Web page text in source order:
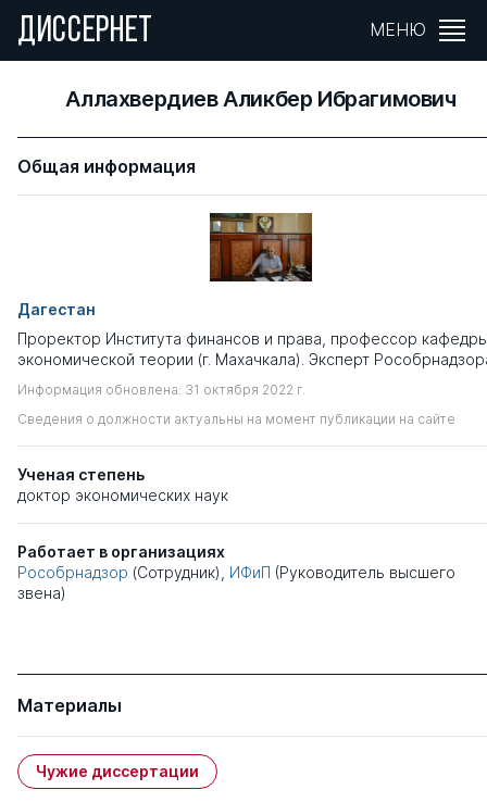
ДИССЕРНЕТ МЕНЮ
Аллахвердиев Аликбер Ибрагимович
Общая информация
Дагестан
Проректор Института финансов и права, профессор
экономической теории (г. Махачкала). Эксперт
Информация обновлена: 31 октября 2022 г.
Сведения о должности актуальны на момент публикации на сайте
Ученая степень
доктор экономических наук
Работает в организациях
Рособрнадзор (Сотрудник), ИФиП (Руководитель высшего
звена)
Материалы
Чужие диссертации